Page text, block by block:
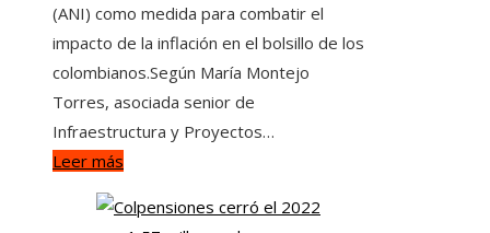
(ANI) como medida para combatir el
impacto de la inflación en el bolsillo de los
colombianos.Según María Montejo
Torres, asociada senior de
Infraestructura y Proyectos…
Leer más